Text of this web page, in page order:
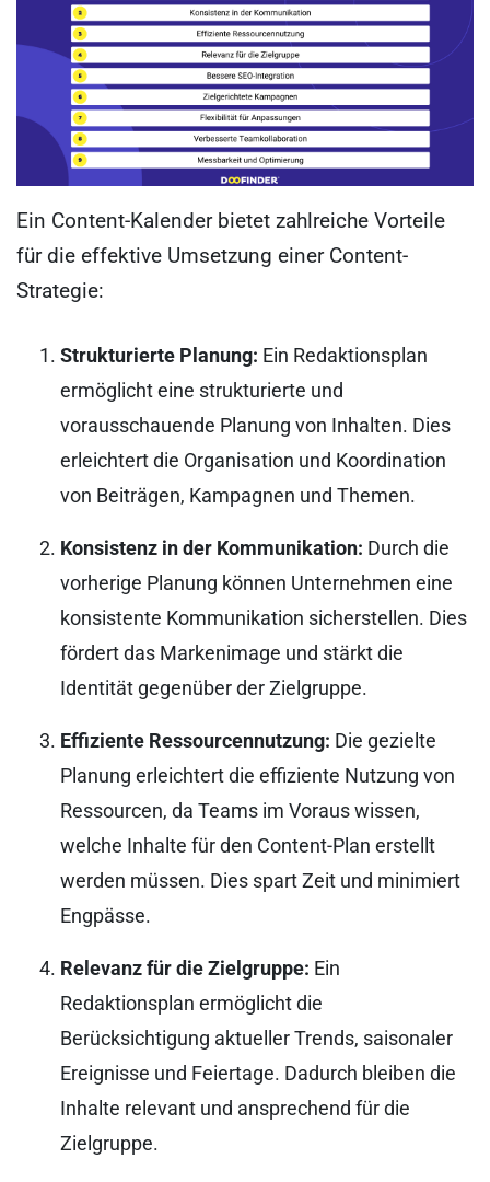
Ein Content-Kalender bietet zahlreiche Vorteile
für die effektive Umsetzung einer Content-
Strategie:
Strukturierte Planung: Ein Redaktionsplan
ermöglicht eine strukturierte und
vorausschauende Planung von Inhalten. Dies
erleichtert die Organisation und Koordination
von Beiträgen, Kampagnen und Themen.
Konsistenz in der Kommunikation: Durch die
vorherige Planung können Unternehmen eine
konsistente Kommunikation sicherstellen. Dies
fördert das Markenimage und stärkt die
Identität gegenüber der Zielgruppe.
Effiziente Ressourcennutzung: Die gezielte
Planung erleichtert die effiziente Nutzung von
Ressourcen, da Teams im Voraus wissen,
welche Inhalte für den Content-Plan erstellt
werden müssen. Dies spart Zeit und minimiert
Engpässe.
Relevanz für die Zielgruppe: Ein
Redaktionsplan ermöglicht die
Berücksichtigung aktueller Trends, saisonaler
Ereignisse und Feiertage. Dadurch bleiben die
Inhalte relevant und ansprechend für die
Zielgruppe.